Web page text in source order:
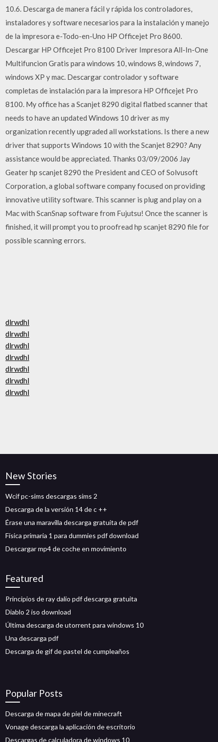
10.6. Descarga de manera fácil y rápida los controladores,
instaladores y software necesarios para la instalación y manejo
de la impresora e-Todo-en-Uno HP Officejet Pro 8600.
Descargar HP Officejet Pro 8100 Driver Impresora All-In-One
Multifuncion Gratis para windows 10, windows 8, windows 7,
windows XP y mac. Descargar controlador y software
completas de instalación para la impresora HP Officejet Pro
8100. My office has a Scanjet 8290 digital flatbed scanner that
needs to have an updated Windows 10 driver as my
organization recently upgraded all workstations. Is there a new
driver that supports Windows 10 with the Scanjet 8290? Any
assistance would be appreciated. Thanks 03/09/2006 Jay
Geater hp scanjet 8290 the President and CEO of Solvusoft
Corporation, a global software company focused on providing
innovative utility software. This scanner is plug and play on a
Mac with ScanSnap software from Fujutsu! Once the scanner is
finished, it will prompt you to proofread hp scanjet 8290 file for
possible scanning errors.
dlrwdhl
dlrwdhl
dlrwdhl
dlrwdhl
dlrwdhl
dlrwdhl
dlrwdhl
New Stories
Wcif pc-sims descargas sims 2
Descarga de la versión 14 de c ++
Érase una maravilla descarga gratuita de pdf
Física primaria 1 para dummies pdf download
Descargar mp4 de coche en movimiento
Featured
Principios de ray dalio pdf descarga gratuita
Diablo 2 iso download
Última descarga de utorrent para windows 10
Una descarga pdf
Descarga de gif de pastel de cumpleaños
Popular Posts
Descarga de mapa de piel de minecraft
Vonage descarga la aplicación de escritorio
Descargas de calculadora de windows 10